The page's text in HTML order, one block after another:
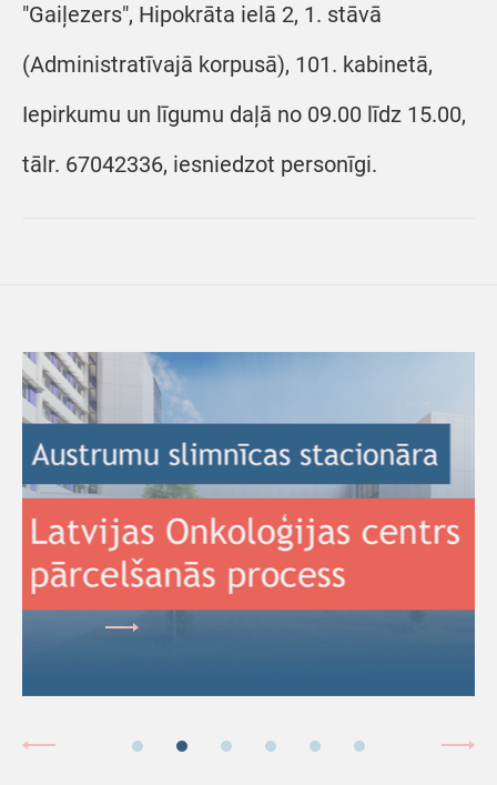
"Gaiļezers", Hipokrāta ielā 2, 1. stāvā
(Administratīvajā korpusā), 101. kabinetā,
Iepirkumu un līgumu daļā no 09.00 līdz 15.00,
tālr. 67042336, iesniedzot personīgi.